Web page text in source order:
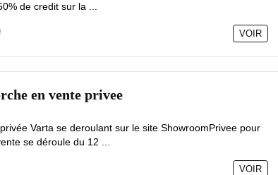
de credit sur la ...
VOIR
en vente privee
Varta se deroulant sur le site ShowroomPrivee pour
se déroule du 12 ...
VOIR